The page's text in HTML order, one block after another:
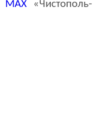
MAX«Чистополь-